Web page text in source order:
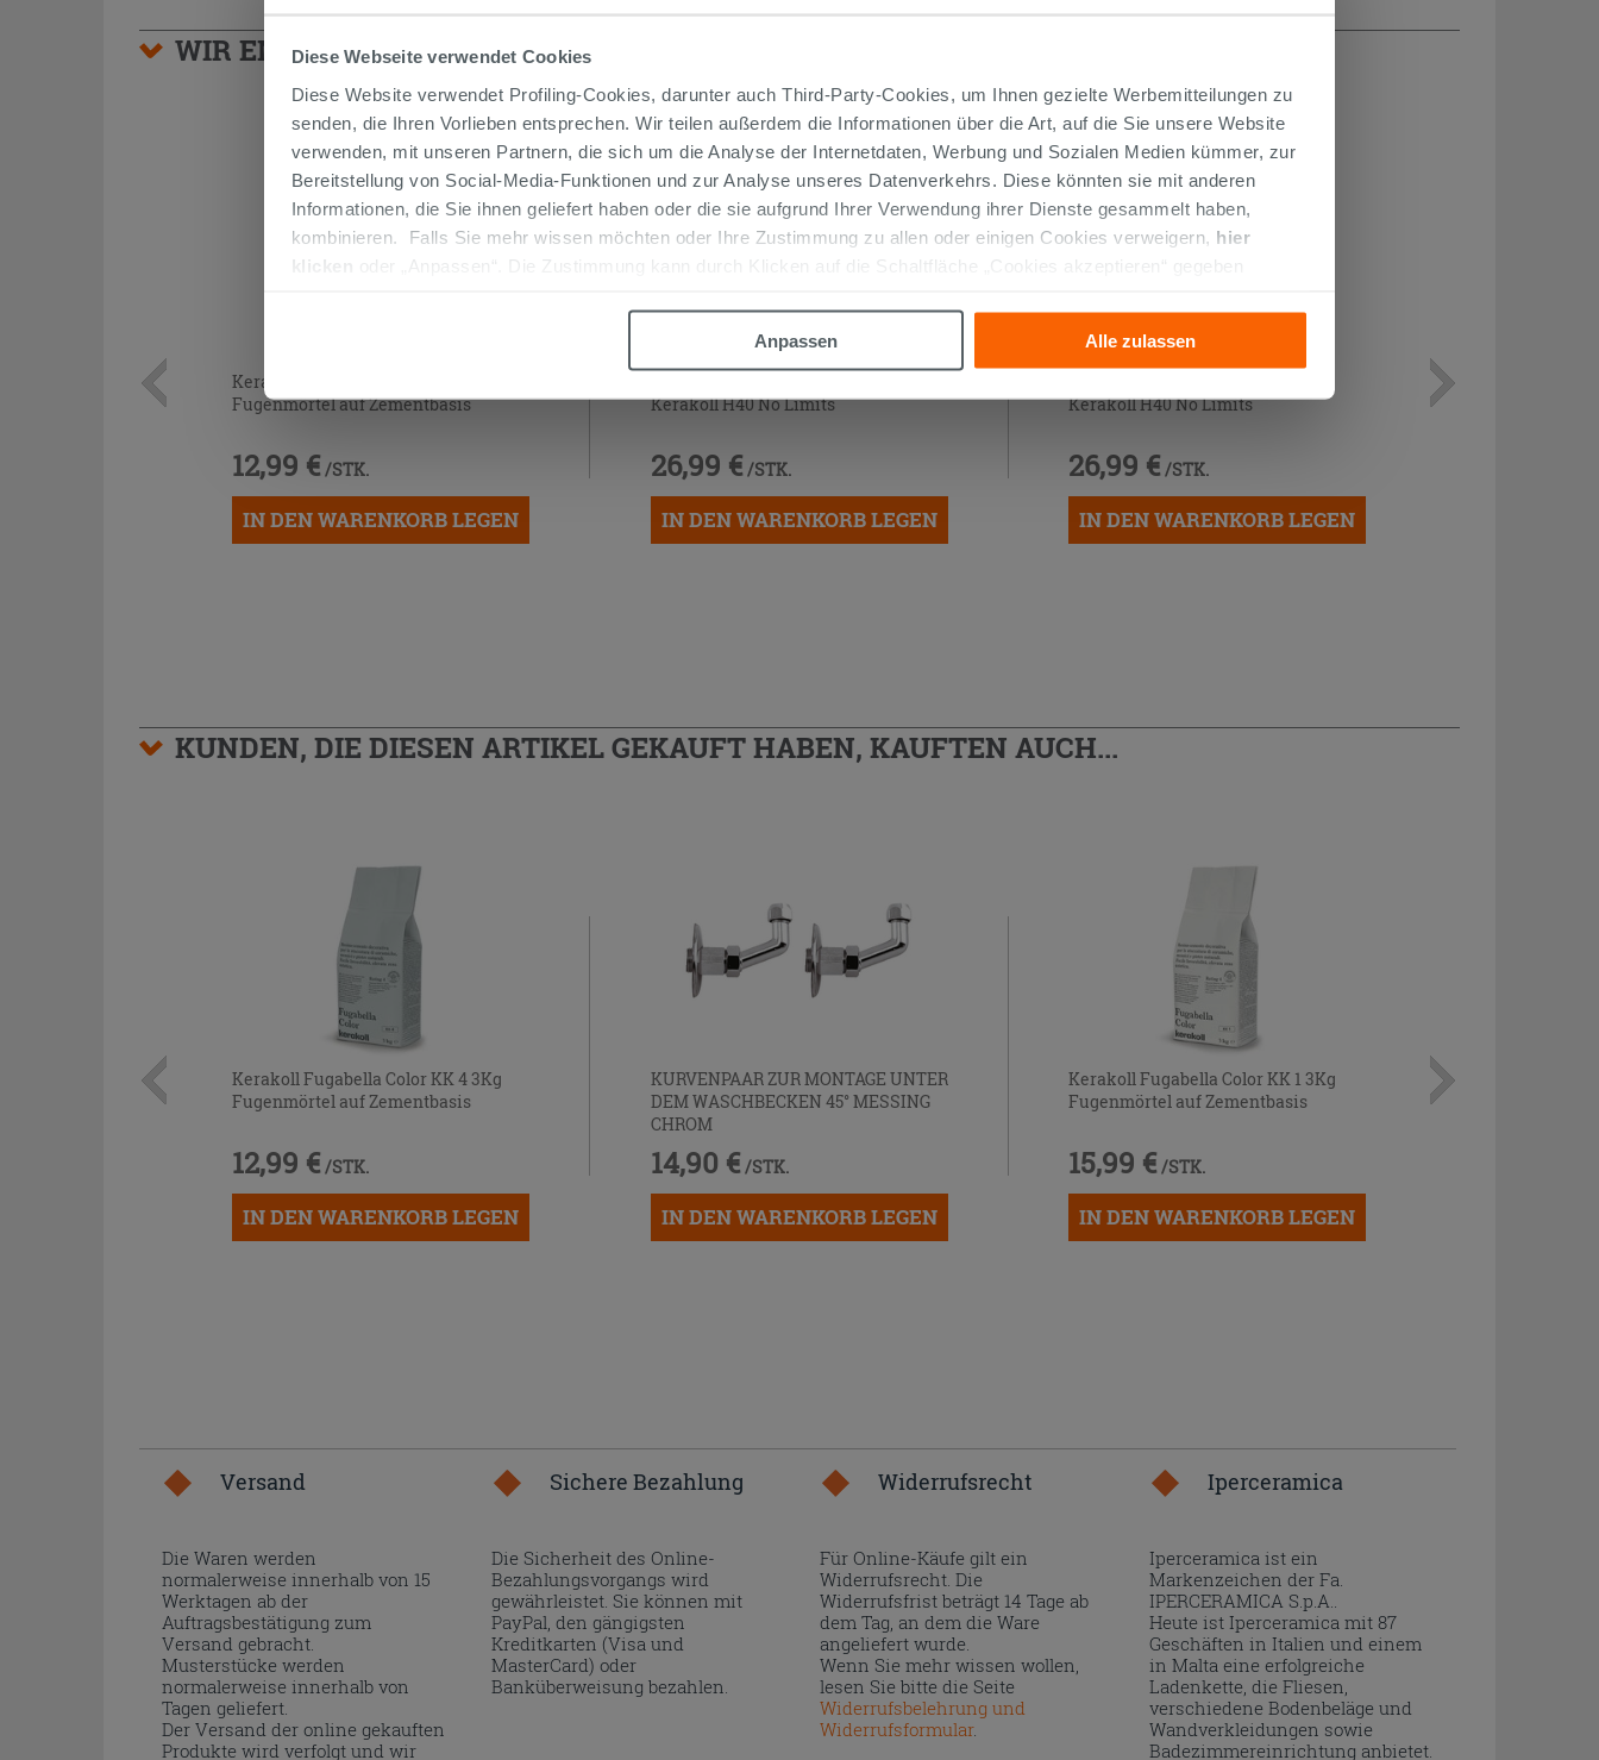
Diese Webseite verwendet Cookies
Diese Website verwendet Profiling-Cookies, darunter auch Third-Party-Cookies, um Ihnen gezielte Werbemitteilungen zu
senden, die Ihren Vorlieben entsprechen. Wir teilen außerdem die Informationen über die Art, auf die Sie unsere Website
verwenden, mit unseren Partnern, die sich um die Analyse der Internetdaten, Werbung und Sozialen Medien kümmer, zur
Bereitstellung von Social-Media-Funktionen und zur Analyse unseres Datenverkehrs. Diese könnten sie mit anderen
Informationen, die Sie ihnen geliefert haben oder die sie aufgrund Ihrer Verwendung ihrer Dienste gesammelt haben,
kombinieren. Falls Sie mehr wissen möchten oder Ihre Zustimmung zu allen oder einigen Cookies verweigern, hier
klicken
oder „Anpassen“. Die Zustimmung kann durch Klicken auf die Schaltfläche „Cookies akzeptieren“ gegeben
Anpassen
Alle zulassen
WIR EMPFEHLEN IHNEN AUCH…
Kerakoll Fugabella Color KK 2 3Kg
Fugenmörtel auf Zementbasis
12,99 € /STK.
IN DEN WARENKORB LEGEN
Kerakoll H40 No Limits
26,99 € /STK.
IN DEN WARENKORB LEGEN
Kerakoll H40 No Limits
26,99 € /STK.
IN DEN WARENKORB LEGEN
KUNDEN, DIE DIESEN ARTIKEL GEKAUFT HABEN, KAUFTEN AUCH...
Kerakoll Fugabella Color KK 4 3Kg
Fugenmörtel auf Zementbasis
12,99 € /STK.
IN DEN WARENKORB LEGEN
KURVENPAAR ZUR MONTAGE UNTER
DEM WASCHBECKEN 45° MESSING
CHROM
14,90 € /STK.
IN DEN WARENKORB LEGEN
Kerakoll Fugabella Color KK 1 3Kg
Fugenmörtel auf Zementbasis
15,99 € /STK.
IN DEN WARENKORB LEGEN
Versand
Die Waren werden
normalerweise innerhalb von 15
Werktagen ab der
Auftragsbestätigung zum
Versand gebracht.
Musterstücke werden
normalerweise innerhalb von
Tagen geliefert.
Der Versand der online gekauften
Produkte wird verfolgt und wir
Sichere Bezahlung
Die Sicherheit des Online-
Bezahlungsvorgangs wird
gewährleistet. Sie können mit
PayPal, den gängigsten
Kreditkarten (Visa und
MasterCard) oder
Banküberweisung bezahlen.
Widerrufsrecht
Für Online-Käufe gilt ein
Widerrufsrecht. Die
Widerrufsfrist beträgt 14 Tage ab
dem Tag, an dem die Ware
angeliefert wurde.
Wenn Sie mehr wissen wollen,
lesen Sie bitte die Seite
Widerrufsbelehrung und
Widerrufsformular.
Iperceramica
Iperceramica ist ein
Markenzeichen der Fa.
IPERCERAMICA S.p.A..
Heute ist Iperceramica mit 87
Geschäften in Italien und einem
in Malta eine erfolgreiche
Ladenkette, die Fliesen,
verschiedene Bodenbeläge und
Wandverkleidungen sowie
Badezimmereinrichtung anbietet.